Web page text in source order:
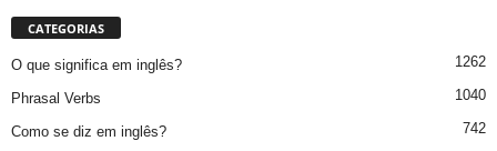
CATEGORIAS
O que significa em inglês? 1262
Phrasal Verbs 1040
Como se diz em inglês? 742